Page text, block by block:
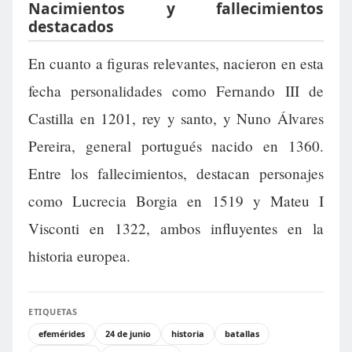
Nacimientos y fallecimientos
destacados
En cuanto a figuras relevantes, nacieron en esta
fecha personalidades como Fernando III de
Castilla en 1201, rey y santo, y Nuno Álvares
Pereira, general portugués nacido en 1360.
Entre los fallecimientos, destacan personajes
como Lucrecia Borgia en 1519 y Mateu I
Visconti en 1322, ambos influyentes en la
historia europea.
ETIQUETAS
efemérides
24 de junio historia
batallas